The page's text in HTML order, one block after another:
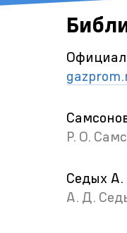
Р. О.
Седых А.
А. Д.